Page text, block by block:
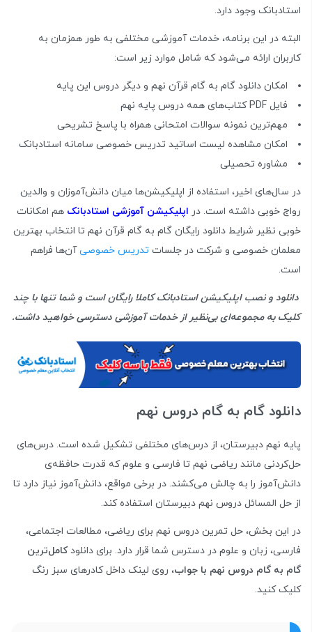
استادبانک وجود دارد.
البته در این برنامه، خدمات آموزشی مختلفی به طور همزمان به
کاربران ارائه می‌شود که شامل موارد زیر است:
امکان دانلود گام به گام قرآن نهم و دیگر دروس این پایه
فایل PDF کتاب‌های همه دروس پایه نهم
مهم‌ترین نمونه سوالات امتحانی همراه با پاسخ تشریحی
امکان مشاهده لیست اساتید تدریس خصوصی سامانه استادبانک
مشاوره تحصیلی
در سال‌های اخیر، استفاده از اپلیکیشن‌ها میان دانش‌آموزان و والدین
رواج خوبی داشته است. در اپلیکیشن‌ آموزشی استادبانک هم امکانات
خوبی نظیر شرایط دانلود رایگان گام به گام قرآن نهم تا انتخاب بهترین
معلمان خصوصی و شرکت در جلسات تدریس خصوصیآن‌ها فراهم
است.
دانلود و نصب اپلیکیشن استادبانک کاملا رایگان است و شما تنها با چند
کلیک به مجموعه‌ای بی‌نظیر از خدمات آموزشی دسترسی خواهید داشت.
دانلود گام به گام دروس نهم
پایه نهم دبیرستان، از درس‌های مختلفی تشکیل شده است. درس‌های
حل‌کردنی مانند ریاضی نهم تا فارسی و علوم که قدرت حافظه‌ی
دانش‌آموز را به چالش می‌کشند. در برخی مواقع، دانش‌آموز نیاز دارد تا
از حل المسائل دروس نهم دبیرستان استفاده کند.
در این بخش، حل تمرین دروس نهم برای ریاضی، مطالعات اجتماعی،
فارسی، زبان و علوم در دسترس شما قرار دارد. برای دانلودکامل‌ترین
گام به گام دروس نهم با جواب، روی لینک داخل کادرهای سبز رنگ
کلیک کنید.